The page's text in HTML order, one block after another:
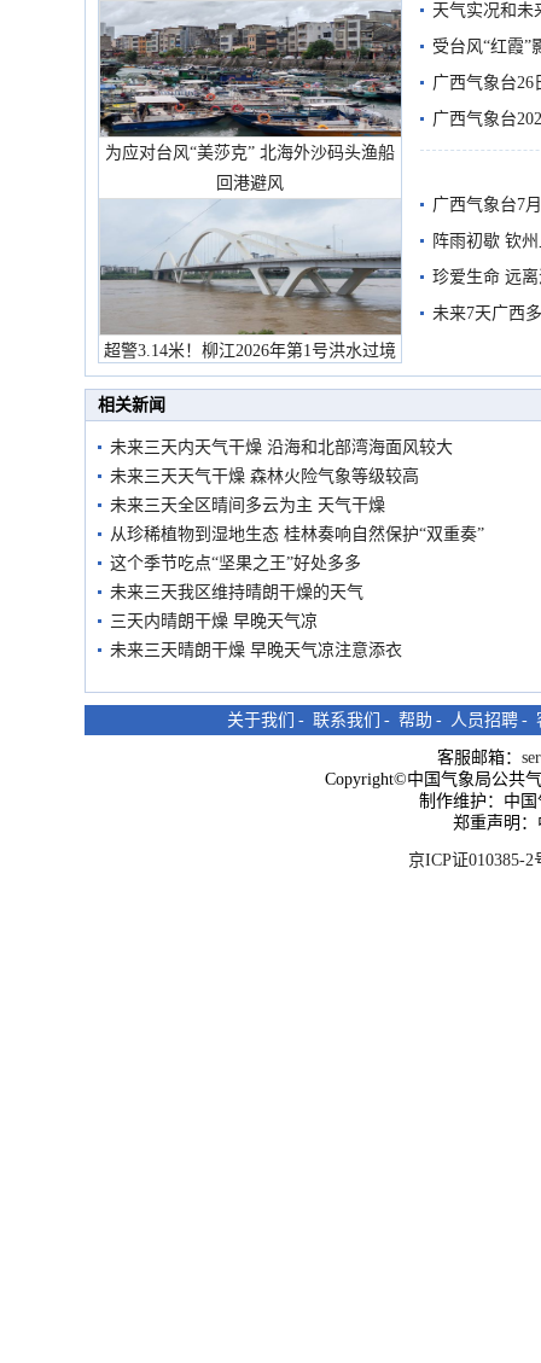
为应对台风“美莎克” 北海外沙码头渔船
回港避风
超警3.14米！柳江2026年第1号洪水过境
市民在堤岸见证汛况
天气实况和未
受台风“红霞”
有较强降雨
广西气象台26
广西气象台
预警
广西气象台7
阵雨初歇 钦
珍爱生命 远
未来7天广西
相关新闻
未来三天内天气干燥 沿海和北部湾海面风较大
未来三天天气干燥 森林火险气象等级较高
未来三天全区晴间多云为主 天气干燥
从珍稀植物到湿地生态 桂林奏响自然保护“双重奏”
这个季节吃点“坚果之王”好处多多
未来三天我区维持晴朗干燥的天气
三天内晴朗干燥 早晚天气凉
未来三天晴朗干燥 早晚天气凉注意添衣
关于我们 - 联系我们 - 帮助 - 人员招聘 -
客服邮箱：
Copyright©中国气象局公共
制作维护：中
郑重声明
京ICP证010385-2